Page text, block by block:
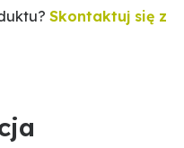
Skontaktuj się z